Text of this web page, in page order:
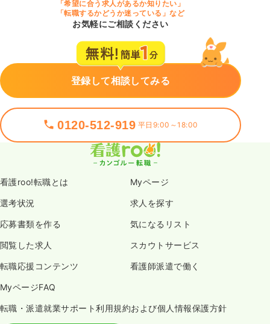
「希望に合う求人があるか知りたい」
「転職するかどうか迷っている」など
お気軽にご相談ください
登録して相談してみる
0120-512-919 平日9:00～18:00
看護roo!転職とは Myページ
選考状況 求人を探す
応募書類を作る 気になるリスト
閲覧した求人 スカウトサービス
転職応援コンテンツ 看護師派遣で働く
MyページFAQ
転職・派遣就業サポート利用規約および個人情報保護方針